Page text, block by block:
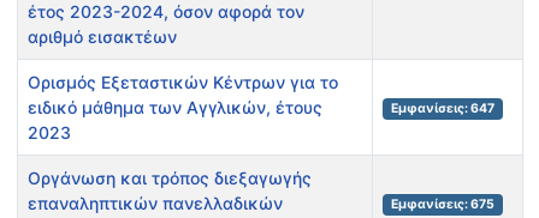
έτος 2023-2024, όσον αφορά τον
αριθμό εισακτέων
Ορισμός Εξεταστικών Κέντρων για το
ειδικό μάθημα των Αγγλικών, έτους
2023
Εμφανίσεις: 647
Οργάνωση και τρόπος διεξαγωγής
επαναληπτικών πανελλαδικών
Εμφανίσεις: 675